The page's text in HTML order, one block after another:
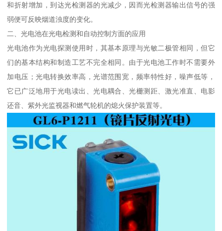
和折射增加，到达光检测器的光减少，因而光检测器输出信号的强
弱便可反映烟道浊度的变化。
二、光电池在光电检测和自动控制方面的应用
光电池作为光电探测使用时，其基本原理与光敏二极管相同，但它
们的基本结构和制造工艺不完全相同。由于光电池工作时不需要外
加电压；光电转换效率高，光谱范围宽，频率特性好，噪声低等，
它已广泛地用于光电读出、光电耦合、光栅测距、激光准直、电影
还音、紫外光监视器和燃气轮机的熄火保护装置等。